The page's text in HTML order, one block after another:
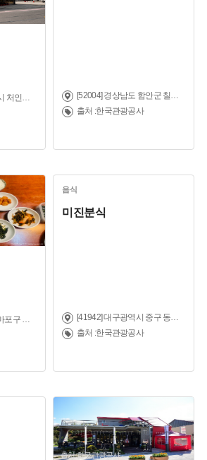
234번길 10
[52004] 경상남도 함안군 칠서면 삼칠로 1235-50
출처 :한국관광공사
(도화동)
음식
미진분식
[41942] 대구광역시 중구 동성로 6-2 (동성로3가)
출처 :한국관광공사
출처:한국관광공사